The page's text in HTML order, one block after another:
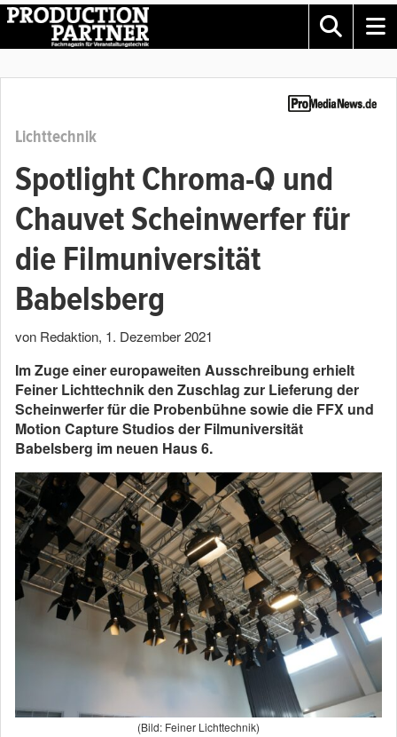
Lichttechnik
Spotlight Chroma-Q und
Chauvet Scheinwerfer für
die Filmuniversität
Babelsberg
von Redaktion, 1. Dezember 2021
Im Zuge einer europaweiten Ausschreibung erhielt
Feiner Lichttechnik den Zuschlag zur Lieferung der
Scheinwerfer für die Probenbühne sowie die FFX und
Motion Capture Studios der Filmuniversität
Babelsberg im neuen Haus 6.
(Bild: Feiner Lichttechnik)